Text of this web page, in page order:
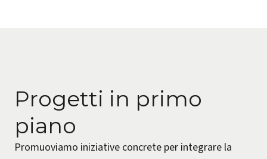
Progetti in primo
piano
Promuoviamo iniziative concrete per integrare la